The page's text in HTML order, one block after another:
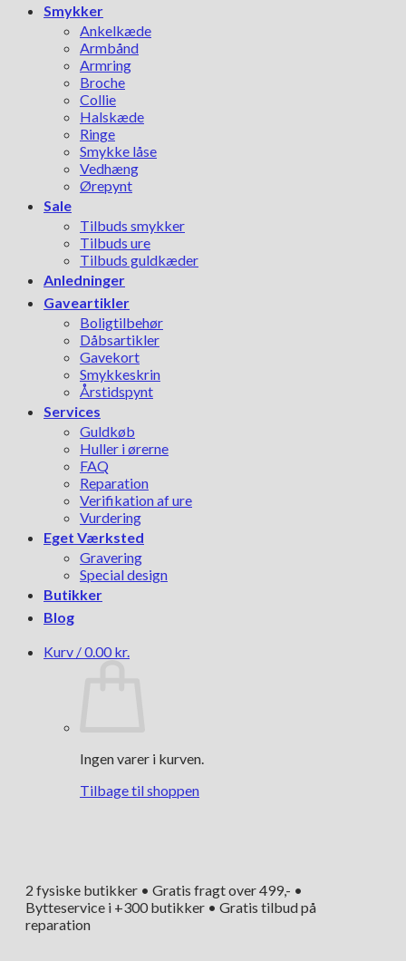
Smykker
Ankelkæde
Armbånd
Armring
Broche
Collie
Halskæde
Ringe
Smykke låse
Vedhæng
Ørepynt
Sale
Tilbuds smykker
Tilbuds ure
Tilbuds guldkæder
Anledninger
Gaveartikler
Boligtilbehør
Dåbsartikler
Gavekort
Smykkeskrin
Årstidspynt
Services
Guldkøb
Huller i ørerne
FAQ
Reparation
Verifikation af ure
Vurdering
Eget Værksted
Gravering
Special design
Butikker
Blog
Kurv /0.00 kr.
Ingen varer i kurven.
Tilbage til shoppen
2 fysiske butikker • Gratis fragt over 499,- •
Bytteservice i +300 butikker • Gratis tilbud på
reparation